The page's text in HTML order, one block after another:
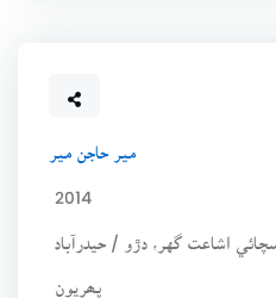
مير حاجن مير
2014
سچائي اشاعت گهر، دڙو / حيدرآباد